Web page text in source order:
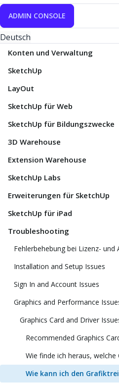
ADMIN CONSOLE
Deutsch
Konten und Verwaltung
SketchUp
LayOut
SketchUp für Web
SketchUp für Bildungszwecke
3D Warehouse
Extension Warehouse
SketchUp Labs
Erweiterungen für SketchUp
SketchUp für iPad
Troubleshooting
Fehlerbehebung bei Lizenz-
Installation and Setup Issues
Sign In and Account Issues
Graphics and Performance
Graphics Card and Driver
Recommended Graphics